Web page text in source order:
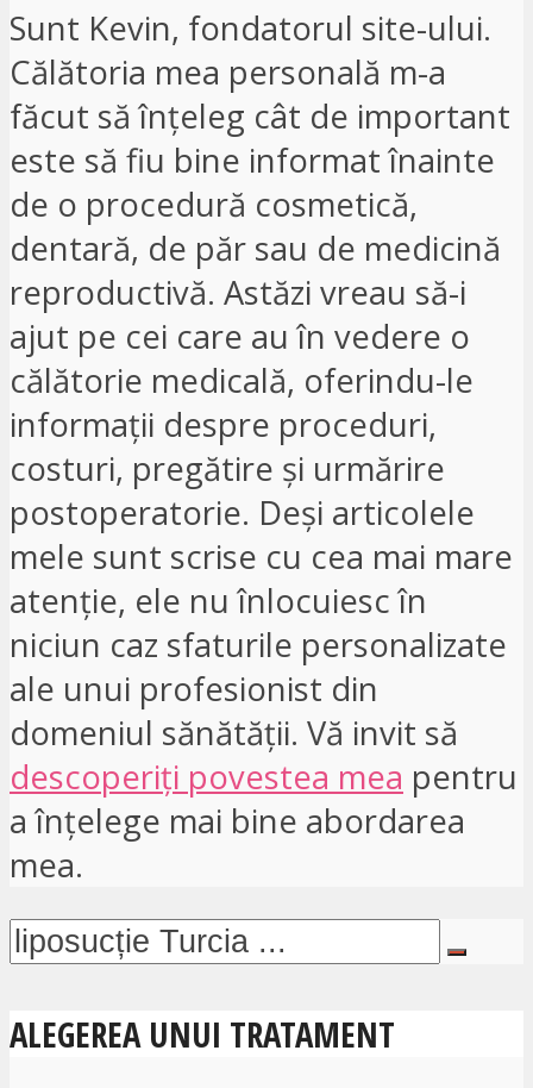
Sunt Kevin, fondatorul site-ului.
Călătoria mea personală m-a
făcut să înțeleg cât de important
este să fiu bine informat înainte
de o procedură cosmetică,
dentară, de păr sau de medicină
reproductivă. Astăzi vreau să-i
ajut pe cei care au în vedere o
călătorie medicală, oferindu-le
informații despre proceduri,
costuri, pregătire și urmărire
postoperatorie. Deși articolele
mele sunt scrise cu cea mai mare
atenție, ele nu înlocuiesc în
niciun caz sfaturile personalizate
ale unui profesionist din
domeniul sănătății. Vă invit să
descoperiți povestea mea pentru
a înțelege mai bine abordarea
mea.
ALEGEREA UNUI TRATAMENT